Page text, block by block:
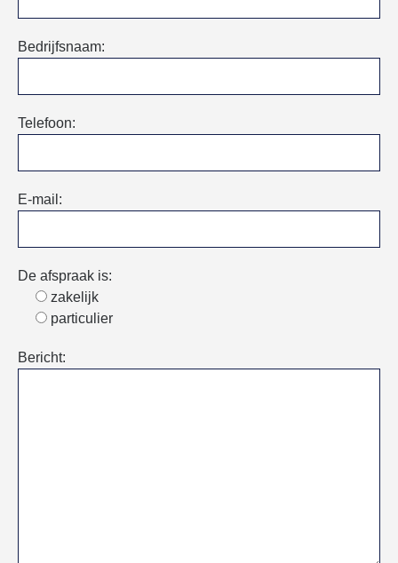
Bedrijfsnaam:
Telefoon:
E-mail:
De afspraak is:
zakelijk
particulier
Bericht: